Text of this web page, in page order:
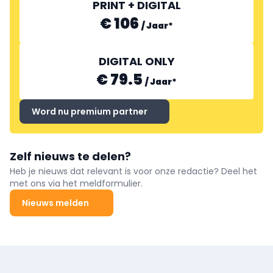
PRINT + DIGITAL
€ 106 /Jaar*
DIGITAL ONLY
€ 79.5 /Jaar*
Word nu premium partner
Zelf nieuws te delen?
Heb je nieuws dat relevant is voor onze redactie? Deel het
met ons via het meldformulier.
Nieuws melden